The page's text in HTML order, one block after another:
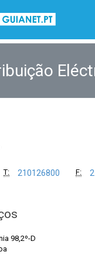
T: 210126800 F:
98,2º-D